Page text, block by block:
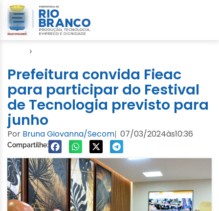
›
Prefeitura convida Fieac
para participar do Festival
de Tecnologia previsto para
junho
Por Bruna Giovanna/Secom| 07/03/2024às10:36
Compartilhe: